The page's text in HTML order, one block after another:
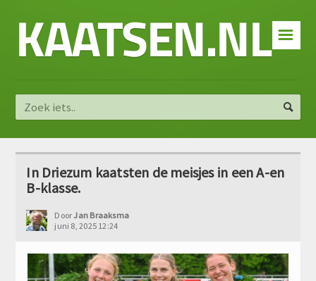
☰
KAATSEN.NL
In Driezum kaatsten de meisjes in een A-en
B-klasse.
DoorJan Braaksma
juni 8, 2025 12:24